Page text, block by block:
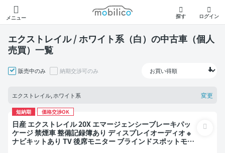
メニュー
モビリコ
探す ログイン
エクストレイル / ホワイト系（白）の中古車（個人
売買）一覧
販売中のみ 納期交渉可のみ
エクストレイル, ホワイト系 変更
短納期 価格交渉OK
日産 エクストレイル 20X エマージェンシーブレーキパッ
ケージ 禁煙車 整備記録簿あり ディスプレイオーディオ ※
ナビキットあり TV 後席モニター ブラインドスポットモニ